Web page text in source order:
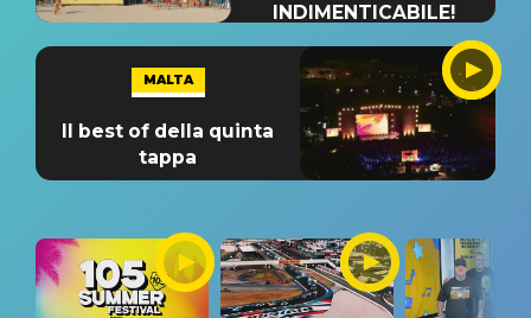
INDIMENTICABILE!
MALTA
Il best of della quinta
tappa